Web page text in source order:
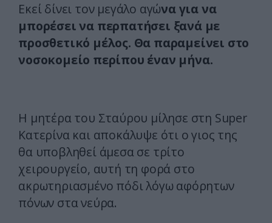
Εκεί δίνει τον μεγάλο αγώνα για να
μπορέσει να περπατήσει ξανά με
προσθετικό μέλος. Θα παραμείνει στο
νοσοκομείο περίπου έναν μήνα.
Η μητέρα του Σταύρου μίλησε στη Super
Κατερίνα και αποκάλυψε ότι ο γιος της
θα υποβληθεί άμεσα σε τρίτο
χειρουργείο, αυτή τη φορά στο
ακρωτηριασμένο πόδι λόγω αφόρητων
πόνων στα νεύρα.